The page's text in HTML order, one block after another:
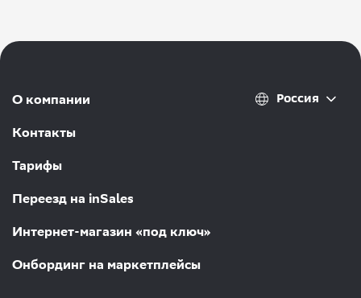
О компании
Контакты
Тарифы
Переезд на inSales
Интернет-магазин «под ключ»
Онбординг на маркетплейсы
Россия